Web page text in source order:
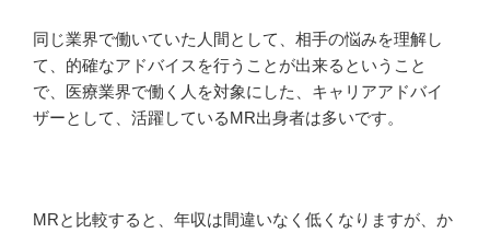
同じ業界で働いていた人間として、相手の悩みを理解し
て、的確なアドバイスを行うことが出来るということ
で、医療業界で働く人を対象にした、キャリアアドバイ
ザーとして、活躍しているMR出身者は多いです。
MRと比較すると、年収は間違いなく低くなりますが、か